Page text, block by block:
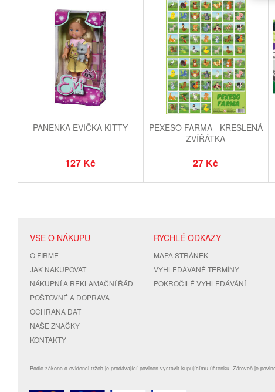
PANENKA EVIČKA KITTY
127 Kč
PEXESO FARMA - KRESLENÁ
ZVÍŘÁTKA
27 Kč
VŠE O NÁKUPU
O FIRMĚ
JAK NAKUPOVAT
NÁKUPNÍ A REKLAMAČNÍ ŘÁD
POŠTOVNÉ A DOPRAVA
OCHRANA DAT
NAŠE ZNAČKY
KONTAKTY
RYCHLÉ ODKAZY
MAPA STRÁNEK
VYHLEDÁVANÉ TERMÍNY
POKROČILÉ VYHLEDÁVÁNÍ
Podle zákona o evidenci tržeb je prodávající povinen vystavit kupujícímu účtenku. Zároveň je